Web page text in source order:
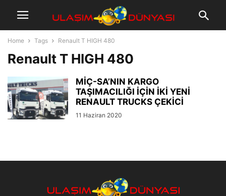
Home Tags Renault T HIGH 480
Renault T HIGH 480
MİÇ-SA’NIN KARGO
TAŞIMACILIĞI İÇİN İKİ YENİ
RENAULT TRUCKS ÇEKİCİ
11 Haziran 2020